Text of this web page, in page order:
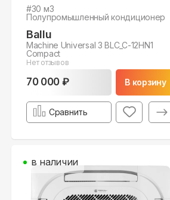
#30 м3
Полупромышленный кондиционер
Ballu
Machine Universal 3 BLC_C-12HN1
Compact
Нет отзывов
70 000 ₽ В корзину
Сравнить
в наличии